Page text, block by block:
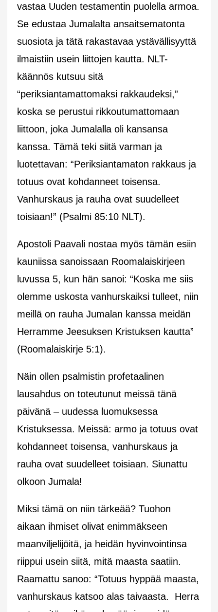
vastaa Uuden testamentin puolella armoa.
Se edustaa Jumalalta ansaitsematonta
suosiota ja tätä rakastavaa ystävällisyyttä
ilmaistiin usein liittojen kautta. NLT-
käännös kutsuu sitä
“periksiantamattomaksi rakkaudeksi,”
koska se perustui rikkoutumattomaan
liittoon, joka Jumalalla oli kansansa
kanssa. Tämä teki siitä varman ja
luotettavan: “Periksiantamaton rakkaus ja
totuus ovat kohdanneet toisensa.
Vanhurskaus ja rauha ovat suudelleet
toisiaan!” (Psalmi 85:10 NLT).
Apostoli Paavali nostaa myös tämän esiin
kauniissa sanoissaan Roomalaiskirjeen
luvussa 5, kun hän sanoi: “Koska me siis
olemme uskosta vanhurskaiksi tulleet, niin
meillä on rauha Jumalan kanssa meidän
Herramme Jeesuksen Kristuksen kautta”
(Roomalaiskirje 5:1).
Näin ollen psalmistin profetaalinen
lausahdus on toteutunut meissä tänä
päivänä – uudessa luomuksessa
Kristuksessa. Meissä: armo ja totuus ovat
kohdanneet toisensa, vanhurskaus ja
rauha ovat suudelleet toisiaan. Siunattu
olkoon Jumala!
Miksi tämä on niin tärkeää? Tuohon
aikaan ihmiset olivat enimmäkseen
maanviljelijöitä, ja heidän hyvinvointinsa
riippui usein siitä, mitä maasta saatiin.
Raamattu sanoo: “Totuus hyppää maasta,
vanhurskaus katsoo alas taivaasta. Herra